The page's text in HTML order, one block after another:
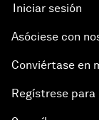
Iniciar sesión
Asóciese con
Conviértase en
Regístrese